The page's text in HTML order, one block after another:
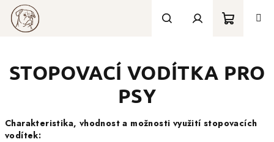
Přejít
obsah
košík
STOPOVACÍ VODÍTKA PRO
PSY
Charakteristika, vhodnost a možnosti využití stopovacích
vodítek: